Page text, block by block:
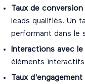
Taux de
leads qualifiés. Un
performant dans le
Interactions avec
éléments
Taux d'engagement